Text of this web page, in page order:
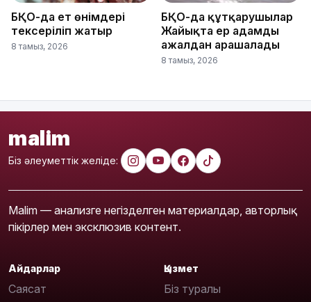
БҚО-да ет өнімдері
тексеріліп жатыр
8 тамыз, 2026
БҚО-да құтқарушылар
Жайықта ер адамды
ажалдан арашалады
8 тамыз, 2026
malim
Біз әлеуметтік желіде:
Malim — анализге негізделген материалдар, авторлық
пікірлер мен эксклюзив контент.
Айдарлар
Саясат
Қызмет
Біз туралы